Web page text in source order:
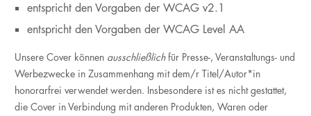
entspricht den Vorgaben der WCAG v2.1
entspricht den Vorgaben der WCAG Level AA
Unsere Cover können ausschließlichfür Presse-, Veranstaltungs- und
Werbezwecke in Zusammenhang mit dem/r Titel/Autor*in
honorarfrei verwendet werden. Insbesondere ist es nicht gestattet,
die Cover in Verbindung mit anderen Produkten, Waren oder